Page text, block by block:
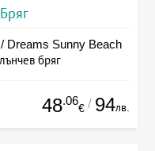
Dreams Sunny Beach
бряг
48.06
€ / 94лв.